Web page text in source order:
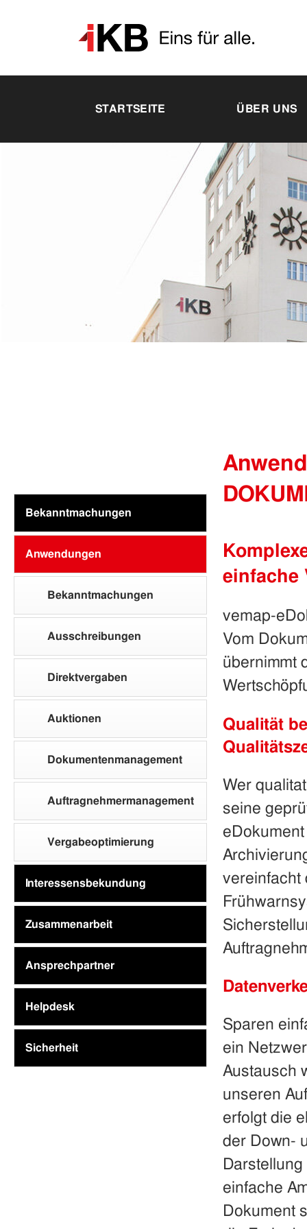
STARTSEITE ÜBER UNS
Bekanntmachungen
Anwendungen
Bekanntmachungen
Ausschreibungen
Direktvergaben
Auktionen
Dokumentenmanagement
Auftragnehmermanagement
Vergabeoptimierung
Interessensbekundung
Zusammenarbeit
Ansprechpartner
Helpdesk
Sicherheit
einfache
vemap-
Vom
übernimmt
Qualität
Wer
seine
vereinfacht
Sparen
ein
Austausch
unseren
erfolgt die
der Down-
einfache
Dokument